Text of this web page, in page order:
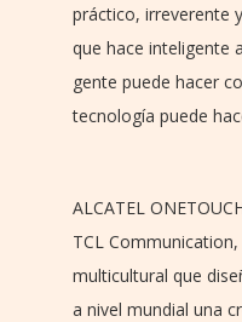
práctico, irreverente
que hace inteligente
gente puede hacer
tecnología puede
ALCATEL
TCL
multicultural que
a nivel mundial una